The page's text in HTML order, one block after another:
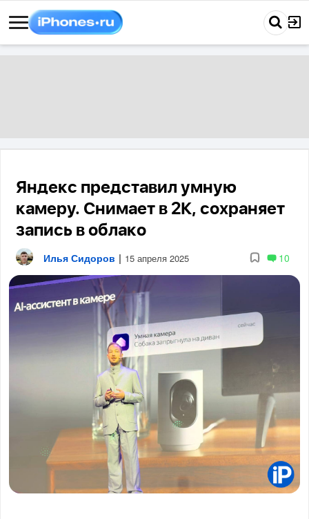
Яндекс представил умную
камеру. Снимает в 2К, сохраняет
запись в облако
Илья Сидоров | 15 апреля 2025 10